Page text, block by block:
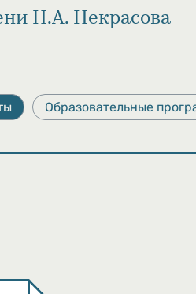
Н.А. Некрасова
Образовательные